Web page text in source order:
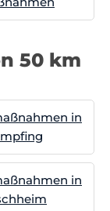
50 km
in
in